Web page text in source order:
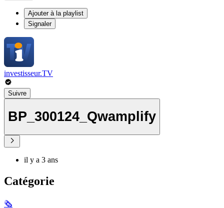
Ajouter à la playlist
Signaler
investisseur.TV
Suivre
BP_300124_Qwamplify
il y a 3 ans
Catégorie
🗞